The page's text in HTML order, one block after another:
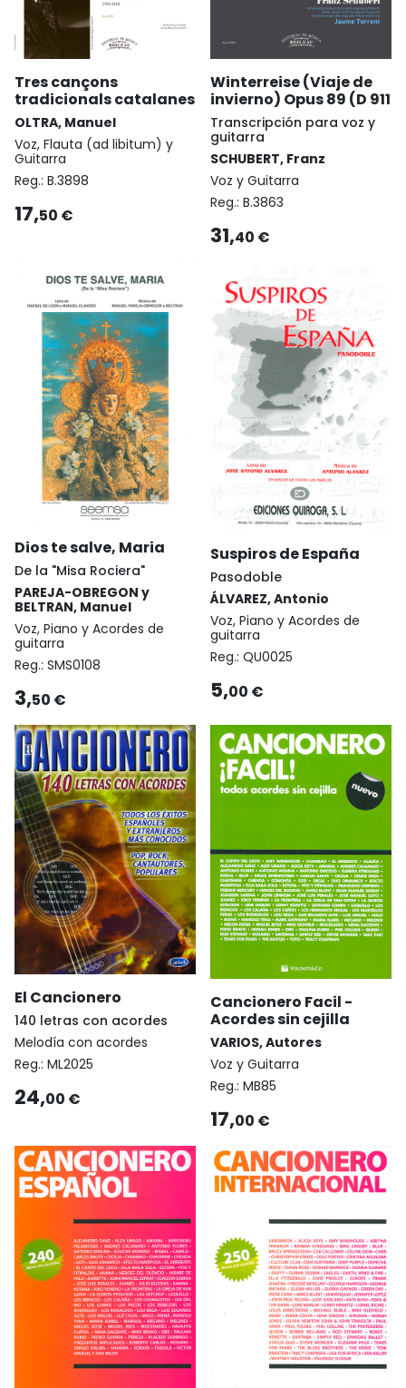
Tres cançons
tradicionals catalanes
OLTRA, Manuel
Voz, Flauta (ad libitum) y
Guitarra
Reg.: B.3898
17,50 €
Winterreise (Viaje de
invierno) Opus 89 (D 911
Transcripción para voz y
guitarra
SCHUBERT, Franz
Voz y Guitarra
Reg.: B.3863
31,40 €
Dios te salve, Maria
De la "Misa Rociera"
PAREJA-OBREGON y
BELTRAN, Manuel
Voz, Piano y Acordes de
guitarra
Reg.: SMS0108
3,50 €
Suspiros de España
Pasodoble
ÁLVAREZ, Antonio
Voz, Piano y Acordes de
guitarra
Reg.: QU0025
5,00 €
El Cancionero
140 letras con acordes
Melodía con acordes
Reg.: ML2025
24,00 €
Cancionero Facil -
Acordes sin cejilla
VARIOS, Autores
Voz y Guitarra
Reg.: MB85
17,00 €